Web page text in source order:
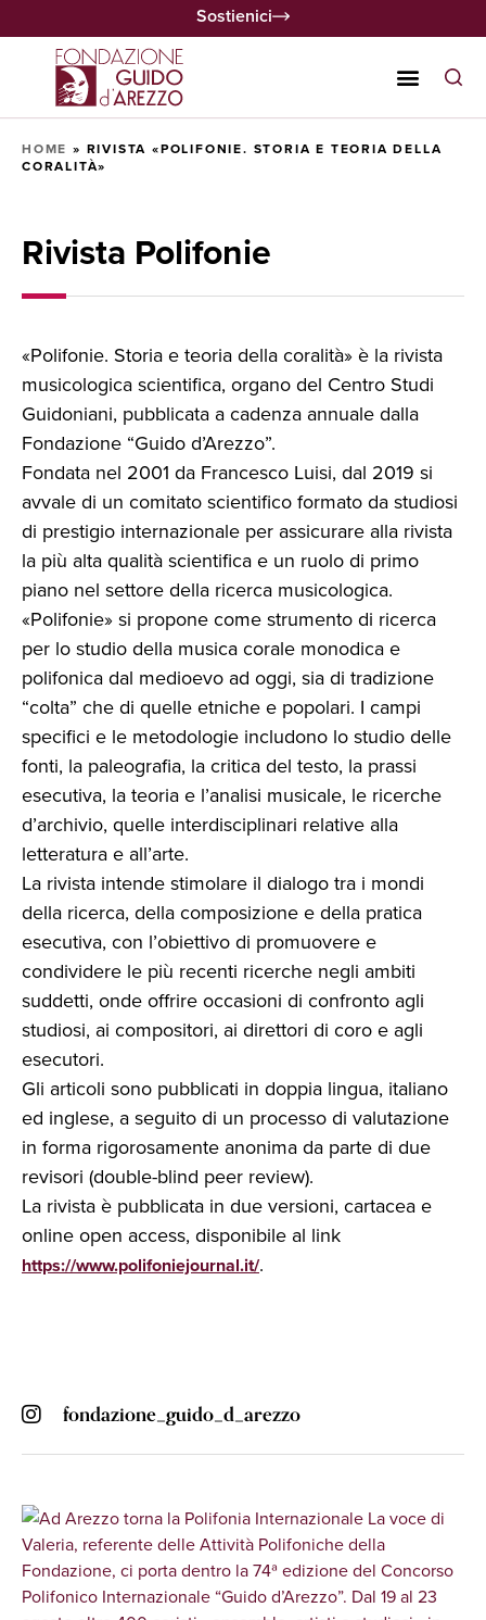
Sostienici
HOME » RIVISTA «POLIFONIE. STORIA E TEORIA DELLA
CORALITÀ»
Rivista Polifonie
«Polifonie. Storia e teoria della coralità» è la rivista
musicologica scientifica, organo del Centro Studi
Guidoniani, pubblicata a cadenza annuale dalla
Fondazione “Guido d’Arezzo”.
Fondata nel 2001 da Francesco Luisi, dal 2019 si
avvale di un comitato scientifico formato da studiosi
di prestigio internazionale per assicurare alla rivista
la più alta qualità scientifica e un ruolo di primo
piano nel settore della ricerca musicologica.
«Polifonie» si propone come strumento di ricerca
per lo studio della musica corale monodica e
polifonica dal medioevo ad oggi, sia di tradizione
“colta” che di quelle etniche e popolari. I campi
specifici e le metodologie includono lo studio delle
fonti, la paleografia, la critica del testo, la prassi
esecutiva, la teoria e l’analisi musicale, le ricerche
d’archivio, quelle interdisciplinari relative alla
letteratura e all’arte.
La rivista intende stimolare il dialogo tra i mondi
della ricerca, della composizione e della pratica
esecutiva, con l’obiettivo di promuovere e
condividere le più recenti ricerche negli ambiti
suddetti, onde offrire occasioni di confronto agli
studiosi, ai compositori, ai direttori di coro e agli
esecutori.
Gli articoli sono pubblicati in doppia lingua, italiano
ed inglese, a seguito di un processo di valutazione
in forma rigorosamente anonima da parte di due
revisori (double-blind peer review).
La rivista è pubblicata in due versioni, cartacea e
online open access, disponibile al link
https://www.polifoniejournal.it/.
fondazione_guido_d_arezzo